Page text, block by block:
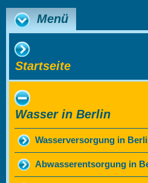
Menü
Startseite
Wasser in Berlin
Wasserversorgung in
Abwasserentsorgung in